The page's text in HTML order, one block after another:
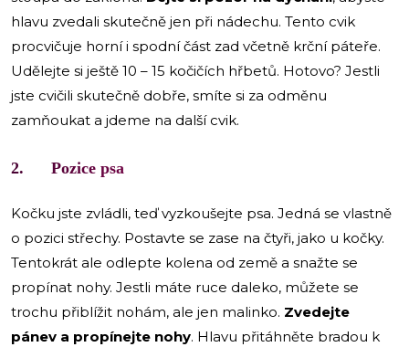
hlavu zvedali skutečně jen při nádechu. Tento cvik
procvičuje horní i spodní část zad včetně krční páteře.
Udělejte si ještě 10 – 15 kočičích hřbetů. Hotovo? Jestli
jste cvičili skutečně dobře, smíte si za odměnu
zamňoukat a jdeme na další cvik.
2. Pozice psa
Kočku jste zvládli, teď vyzkoušejte psa. Jedná se vlastně
o pozici střechy. Postavte se zase na čtyři, jako u kočky.
Tentokrát ale odlepte kolena od země a snažte se
propínat nohy. Jestli máte ruce daleko, můžete se
trochu přiblížit nohám, ale jen malinko. Zvedejte
pánev a propínejte nohy. Hlavu přitáhněte bradou k